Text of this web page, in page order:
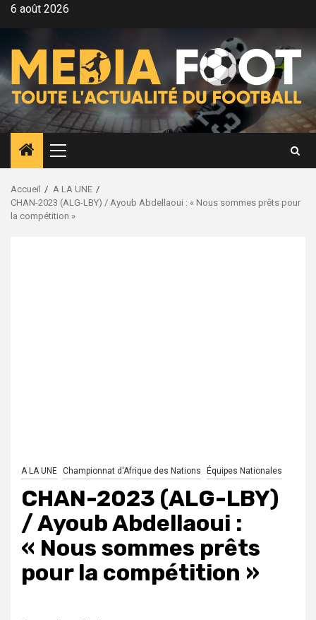
Aller6 août 2026
Menu
principal
Accueil
A LA UNE
CHAN-2023 (ALG-LBY) / Ayoub Abdellaoui : « Nous sommes prêts pour
la compétition »
A LA UNE Championnat d'Afrique des Nations Équipes Nationales
CHAN-2023 (ALG-LBY)
/ Ayoub Abdellaoui :
« Nous sommes prêts
pour la compétition »